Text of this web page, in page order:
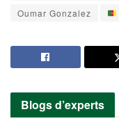
Oumar Gonzalez
Blogs d’experts